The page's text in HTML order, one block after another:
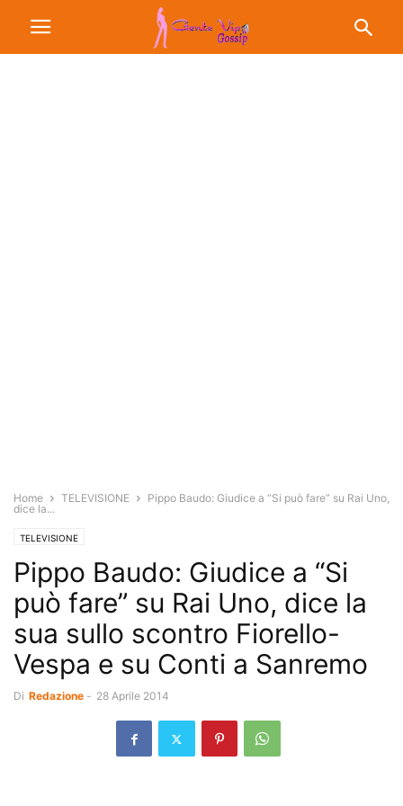
Home TELEVISIONE
Pippo Baudo: Giudice a “Si può fare” su Rai Uno,
dice la...
TELEVISIONE
Pippo Baudo: Giudice a “Si
può fare” su Rai Uno, dice la
sua sullo scontro Fiorello-
Vespa e su Conti a Sanremo
Di Redazione - 28 Aprile 2014